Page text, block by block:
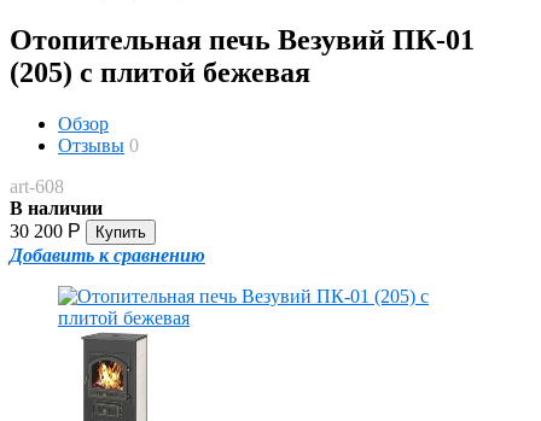
Отопительная печь Везувий ПК-01
(205) с плитой бежевая
Обзор
Отзывы 0
art-608
В наличии
30 200 Р
Добавить к сравнению